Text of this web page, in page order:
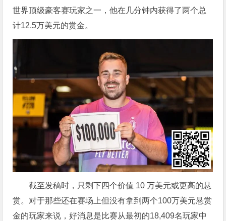
世界顶级豪客赛玩家之一，他在几分钟内获得了两个总
计12.5万美元的赏金。
截至发稿时，只剩下四个价值 10 万美元或更高的悬
赏。对于那些还在赛场上但没有拿到两个100万美元悬赏
金的玩家来说，好消息是比赛从最初的18,409名玩家中